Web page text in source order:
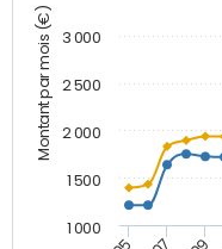
Montant par mois (€)
1 000
1 500
2 000
2 500
3 000